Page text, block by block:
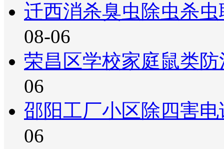
迁西消杀臭虫除虫杀
08-06
荣昌区学校家庭鼠类
06
邵阳工厂小区除四害
06